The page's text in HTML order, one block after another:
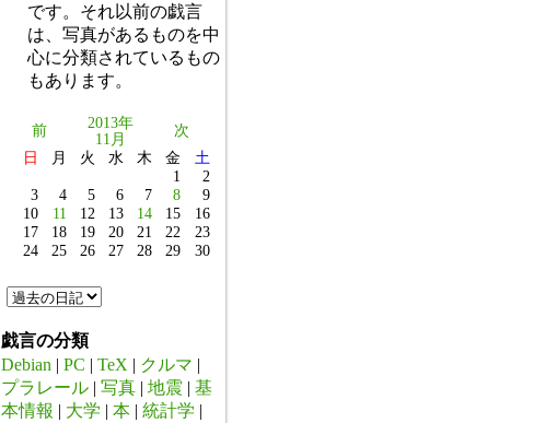
です。それ以前の戯言
は、写真があるものを中
心に分類されているもの
もあります。
前
2013年
11月
次
日
月 火 水 木 金
土
1
2
3
4 5 6 7 8
9
10
11 12 13 14 15
16
17
18 19 20 21 22
23
24
25 26 27 28 29 30
戯言の分類
Debian | PC | TeX | クルマ |
プラレール | 写真 | 地震 | 基
本情報 | 大学 | 本 | 統計学 |